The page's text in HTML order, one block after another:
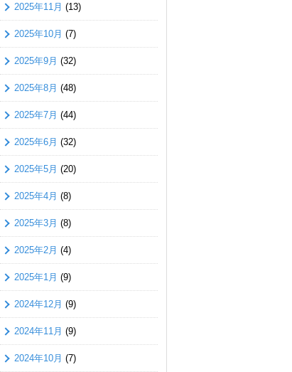
2025年11月 (13)
2025年10月 (7)
2025年9月 (32)
2025年8月 (48)
2025年7月 (44)
2025年6月 (32)
2025年5月 (20)
2025年4月 (8)
2025年3月 (8)
2025年2月 (4)
2025年1月 (9)
2024年12月 (9)
2024年11月 (9)
2024年10月 (7)